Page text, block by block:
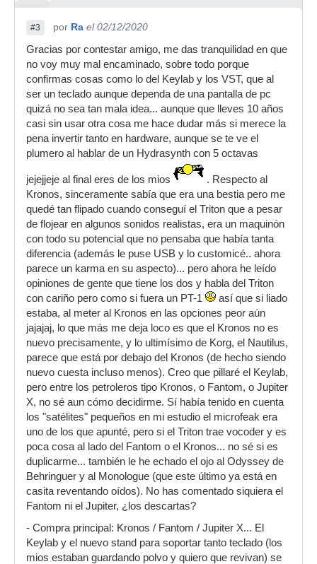
#3 por Ra el 02/12/2020
Gracias por contestar amigo, me das tranquilidad en que
no voy muy mal encaminado, sobre todo porque
confirmas cosas como lo del Keylab y los VST, que al
ser un teclado aunque dependa de una pantalla de pc
quizá no sea tan mala idea... aunque que lleves 10 años
casi sin usar otra cosa me hace dudar más si merece la
pena invertir tanto en hardware, aunque se te ve el
plumero al hablar de un Hydrasynth con 5 octavas
jejejjeje al final eres de los mios
. Respecto al
Kronos, sinceramente sabía que era una bestia pero me
quedé tan flipado cuando conseguí el Triton que a pesar
de flojear en algunos sonidos realistas, era un maquinón
con todo su potencial que no pensaba que había tanta
diferencia (además le puse USB y lo customicé.. ahora
parece un karma en su aspecto)... pero ahora he leído
opiniones de gente que tiene los dos y habla del Triton
con cariño pero como si fuera un PT-1
así que si liado
estaba, al meter al Kronos en las opciones peor aún
jajajaj, lo que más me deja loco es que el Kronos no es
nuevo precisamente, y lo ultimísimo de Korg, el Nautilus,
parece que está por debajo del Kronos (de hecho siendo
nuevo cuesta incluso menos). Creo que pillaré el Keylab,
pero entre los petroleros tipo Kronos, o Fantom, o Jupiter
X, no sé aun cómo decidirme. Sí había tenido en cuenta
los "satélites" pequeños en mi estudio el microfeak era
uno de los que apunté, pero si el Triton trae vocoder y es
poca cosa al lado del Fantom o el Kronos... no sé si es
duplicarme... también le he echado el ojo al Odyssey de
Behringuer y al Monologue (que este último ya está en
casita reventando oídos). No has comentado siquiera el
Fantom ni el Jupiter, ¿los descartas?
- Compra principal: Kronos / Fantom / Jupiter X... El
Keylab y el nuevo stand para soportar tanto teclado (los
mios estaban guardando polvo y quiero que revivan) se